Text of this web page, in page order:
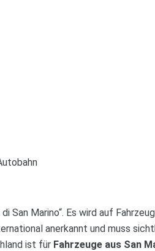
San Marino“. Es wird auf
anerkannt und muss
ist für Fahrzeuge aus San